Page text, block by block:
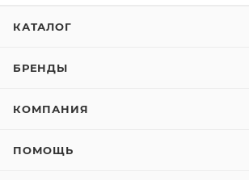
КАТАЛОГ
БРЕНДЫ
КОМПАНИЯ
ПОМОЩЬ